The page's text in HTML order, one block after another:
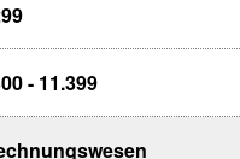
- 11.399